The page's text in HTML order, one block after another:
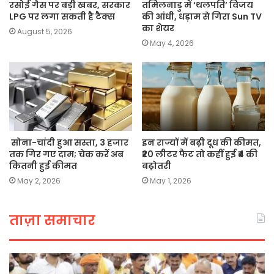
रसोई गैस पर बड़ी खबर, सरकार
LPG पर लगा सकती है टैक्स
August 5, 2026
तमिलनाडु में ‘थलपति’ विजय
की आंधी, धड़ाम से गिरा Sun TV
का शेयर
May 4, 2026
सोना-चांदी हुआ सस्ता, 3 हजार
तक गिर गए दाम; चेक करें अब
कितनी हुई कीमत
May 2, 2026
इन राज्यों में बढ़ी दूध की कीमत,
₹20 लीटर फैट तो कहीं हुई ₹4 की
बढ़ोतरी
May 1, 2026
ताज़ा समाचार